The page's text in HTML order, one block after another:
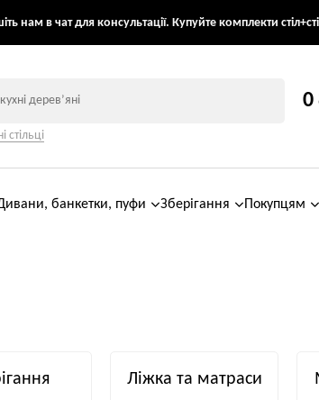
нам в чат для консультації. Купуйте комплекти
стільці
0
банкетки, пуфи Зберігання Покупцям
Ліжка та матраси